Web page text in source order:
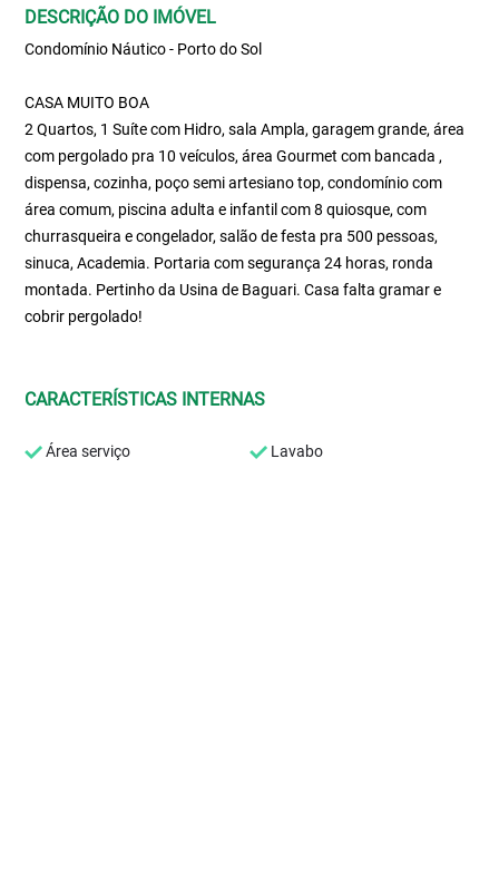
DESCRIÇÃO DO IMÓVEL
Condomínio Náutico - Porto do Sol
CASA MUITO BOA
2 Quartos, 1 Suíte com Hidro, sala Ampla, garagem grande, área
com pergolado pra 10 veículos, área Gourmet com bancada ,
dispensa, cozinha, poço semi artesiano top, condomínio com
área comum, piscina adulta e infantil com 8 quiosque, com
churrasqueira e congelador, salão de festa pra 500 pessoas,
sinuca, Academia. Portaria com segurança 24 horas, ronda
montada. Pertinho da Usina de Baguari. Casa falta gramar e
cobrir pergolado!
CARACTERÍSTICAS INTERNAS
Área serviço Lavabo